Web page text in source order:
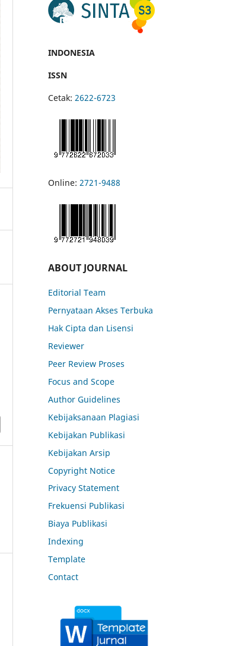
INDONESIA
ISSN
Cetak: 2622-6723
Online: 2721-9488
ABOUT JOURNAL
Editorial Team
Pernyataan Akses Terbuka
Hak Cipta dan Lisensi
Reviewer
Peer Review Proses
Focus and Scope
Author Guidelines
Kebijaksanaan Plagiasi
Kebijakan Publikasi
Kebijakan Arsip
Copyright Notice
Privacy Statement
Frekuensi Publikasi
Biaya Publikasi
Indexing
Template
Contact